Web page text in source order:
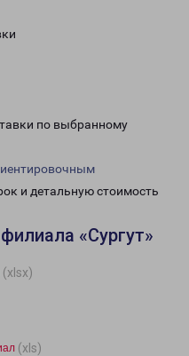
по выбранному
и детальную стоимость
«Сургут»
(xlsx)
(xls)